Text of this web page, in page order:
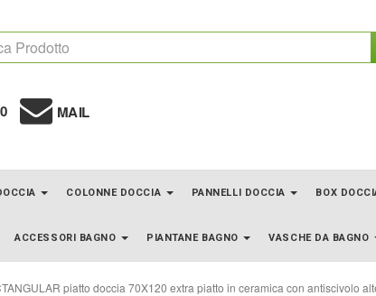
MAIL
COLONNE DOCCIA PANNELLI DOCCIA BOX
ACCESSORI BAGNO PIANTANE BAGNO VASCHE DA BAGNO
piatto doccia 70X120 extra piatto in ceramica con antiscivolo